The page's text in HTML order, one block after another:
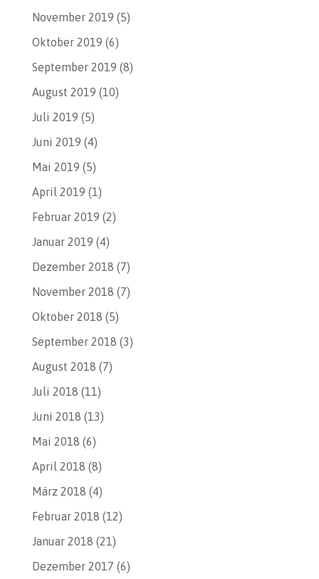
November 2019 (5)
Oktober 2019 (6)
September 2019 (8)
August 2019 (10)
Juli 2019 (5)
Juni 2019 (4)
Mai 2019 (5)
April 2019 (1)
Februar 2019 (2)
Januar 2019 (4)
Dezember 2018 (7)
November 2018 (7)
Oktober 2018 (5)
September 2018 (3)
August 2018 (7)
Juli 2018 (11)
Juni 2018 (13)
Mai 2018 (6)
April 2018 (8)
März 2018 (4)
Februar 2018 (12)
Januar 2018 (21)
Dezember 2017 (6)